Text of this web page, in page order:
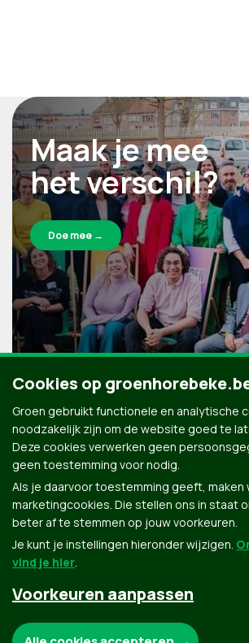
Maak je mee
het verschil?
Doe mee →
Groen.be
Cookies op
Groen gebruikt functionele en analytische
noodzakelijk zijn om de website goed te
Deze cookies verwerken geen
geen toestemming voor nodig.
Als je daarvoor toestemming geeft, maken
marketingcookies. Die stellen ons in staat
beter af te stemmen op jouw voorkeuren.
Je kunt je instellingen hieronder wijzigen.
vind je hier.
Voorkeuren aanpassen